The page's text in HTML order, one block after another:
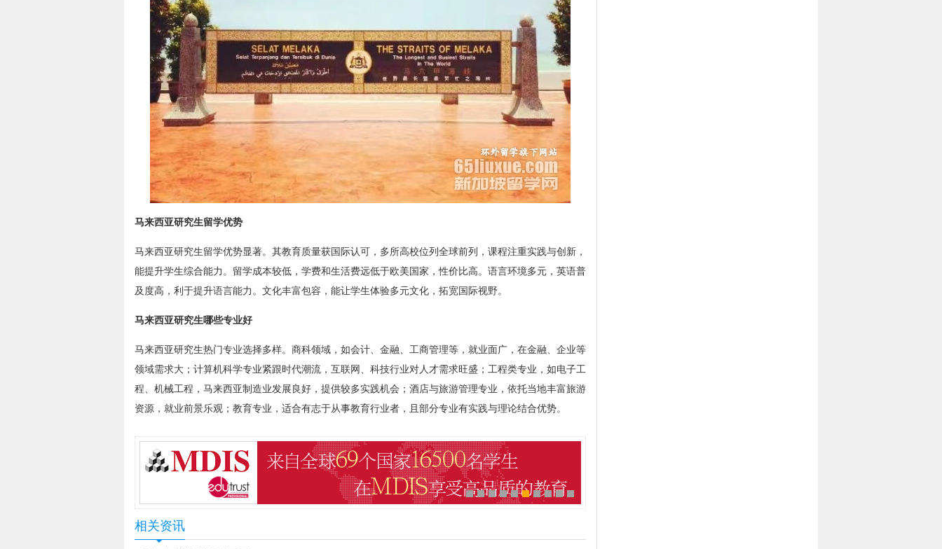
马来西亚研究生留学优势
马来西亚研究生留学优势显著。其教育质量获国际认可，多所高校位列全球前列，课程注重实践与创新，
能提升学生综合能力。留学成本较低，学费和生活费远低于欧美国家，性价比高。语言环境多元，英语普
及度高，利于提升语言能力。文化丰富包容，能让学生体验多元文化，拓宽国际视野。
马来西亚研究生哪些专业好
马来西亚研究生热门专业选择多样。商科领域，如会计、金融、工商管理等，就业面广，在金融、企业等
领域需求大；计算机科学专业紧跟时代潮流，互联网、科技行业对人才需求旺盛；工程类专业，如电子工
程、机械工程，马来西亚制造业发展良好，提供较多实践机会；酒店与旅游管理专业，依托当地丰富旅游
资源，就业前景乐观；教育专业，适合有志于从事教育行业者，且部分专业有实践与理论结合优势。
相关资讯